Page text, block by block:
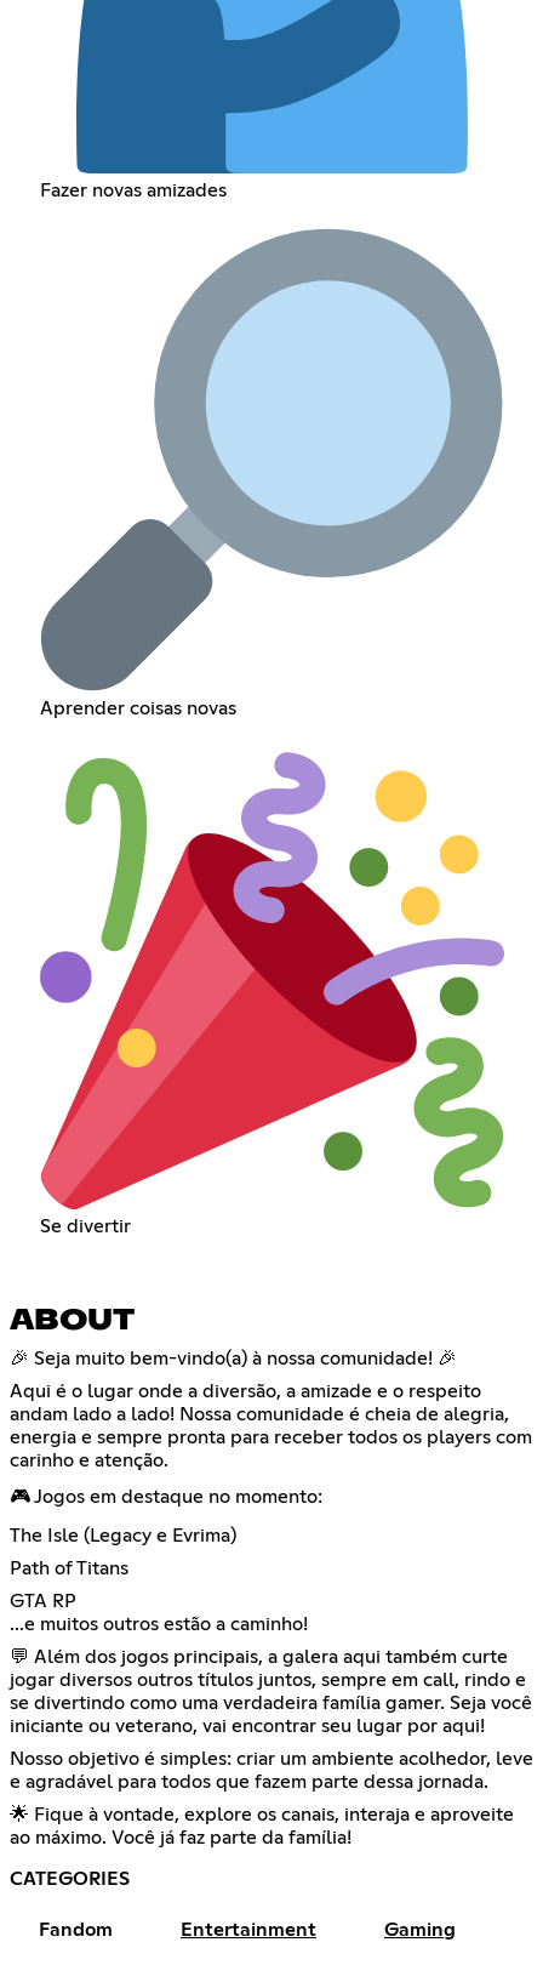
Fazer novas amizades
Aprender coisas novas
Se divertir
ABOUT
🎉 Seja muito bem-vindo(a) à nossa comunidade! 🎉
Aqui é o lugar onde a diversão, a amizade e o respeito
andam lado a lado! Nossa comunidade é cheia de alegria,
energia e sempre pronta para receber todos os players com
carinho e atenção.
🎮 Jogos em destaque no momento:
The Isle (Legacy e Evrima)
Path of Titans
GTA RP
...e muitos outros estão a caminho!
💬 Além dos jogos principais, a galera aqui também curte
jogar diversos outros títulos juntos, sempre em call, rindo e
se divertindo como uma verdadeira família gamer. Seja você
iniciante ou veterano, vai encontrar seu lugar por aqui!
Nosso objetivo é simples: criar um ambiente acolhedor, leve
e agradável para todos que fazem parte dessa jornada.
🌟 Fique à vontade, explore os canais, interaja e aproveite
ao máximo. Você já faz parte da família!
CATEGORIES
Fandom Entertainment Gaming